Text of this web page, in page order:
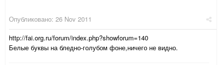
Опубликовано: 26 Nov 2011
http://fai.org.ru/forum/index.php?showforum=140
Белые буквы на бледно-голубом фоне,ничего не видно.